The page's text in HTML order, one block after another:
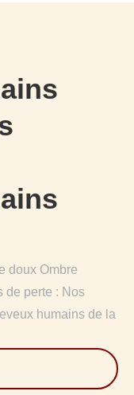
doux Ombre
de perte : Nos
humains de la